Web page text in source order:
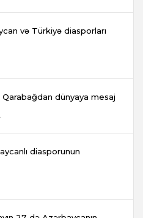
və Türkiyə diasporları
Qarabağdan dünyaya mesaj
diasporunun